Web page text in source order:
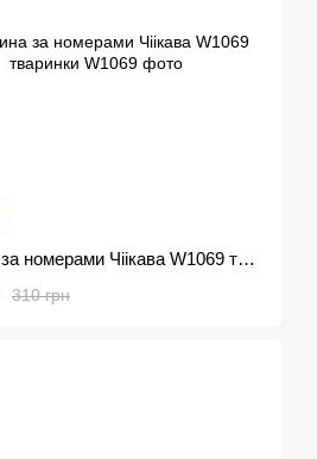
Картина за номерами Чіікава W1069 тваринки
310 грн